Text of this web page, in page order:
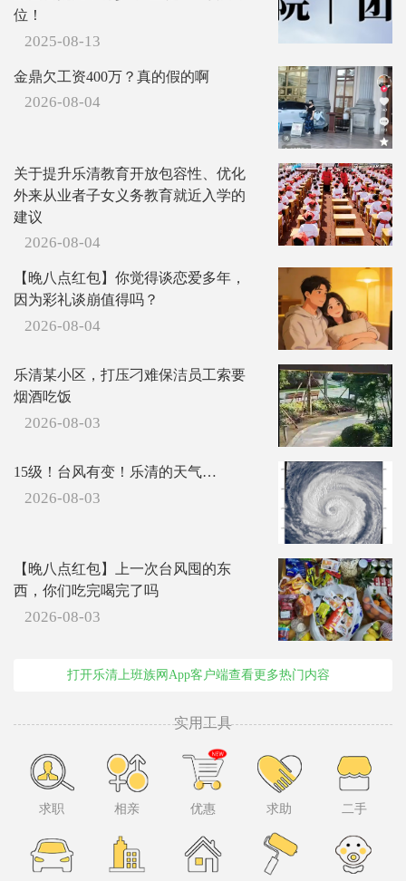
位！
2025-08-13
金鼎欠工资400万？真的假的啊
2026-08-04
关于提升乐清教育开放包容性、优化
外来从业者子女义务教育就近入学的
建议
2026-08-04
【晚八点红包】你觉得谈恋爱多年，
因为彩礼谈崩值得吗？
2026-08-04
乐清某小区，打压刁难保洁员工索要
烟酒吃饭
2026-08-03
15级！台风有变！乐清的天气…
2026-08-03
【晚八点红包】上一次台风囤的东
西，你们吃完喝完了吗
2026-08-03
打开乐清上班族网App客户端查看更多热门内容
实用工具
求职 相亲 优惠 求助 二手